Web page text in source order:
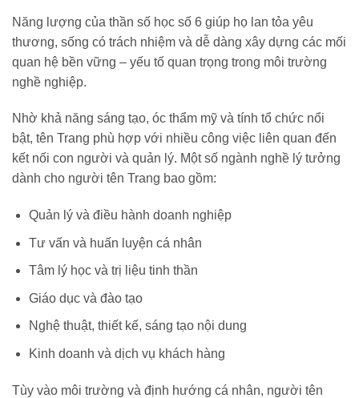
Năng lượng của thần số học số 6 giúp họ lan tỏa yêu
thương, sống có trách nhiệm và dễ dàng xây dựng các mối
quan hệ bền vững – yếu tố quan trọng trong môi trường
nghề nghiệp.
Nhờ khả năng sáng tạo, óc thẩm mỹ và tính tổ chức nổi
bật, tên Trang phù hợp với nhiều công việc liên quan đến
kết nối con người và quản lý. Một số ngành nghề lý tưởng
dành cho người tên Trang bao gồm:
Quản lý và điều hành doanh nghiệp
Tư vấn và huấn luyện cá nhân
Tâm lý học và trị liệu tinh thần
Giáo dục và đào tạo
Nghệ thuật, thiết kế, sáng tạo nội dung
Kinh doanh và dịch vụ khách hàng
Tùy vào môi trường và định hướng cá nhân, người tên